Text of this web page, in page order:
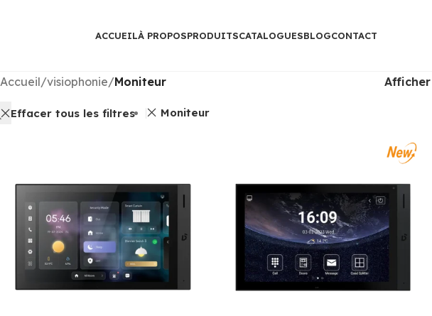
ACCUEILÀ PROPOSPRODUITSCATALOGUESBLOGCONTACT
Accueil/visiophonie/Moniteur Afficher
Effacer tous les filtres Moniteur